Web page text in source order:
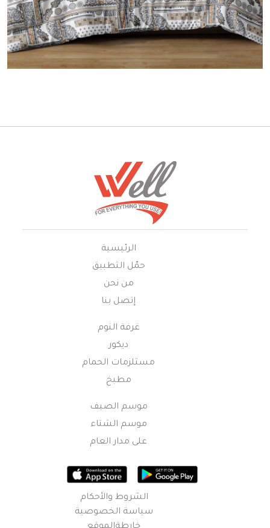
الرئيسية
حمّل التطبيق
من نحن
إتصل بنا
غرفة النوم
ديكور
مستلزمات الحمام
مطبخ
موسم الصيف
موسم الشتاء
على مدار العام
الشروط والأحكام
سياسة الخصوصية